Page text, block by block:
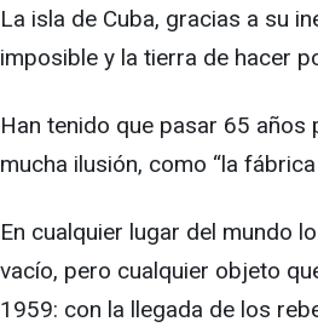
La isla de Cuba, gracias a su
imposible y la tierra de hacer
Han tenido que pasar 65 años
mucha ilusión, como “la
En cualquier lugar del mundo
vacío, pero cualquier objeto
1959: con la llegada de los